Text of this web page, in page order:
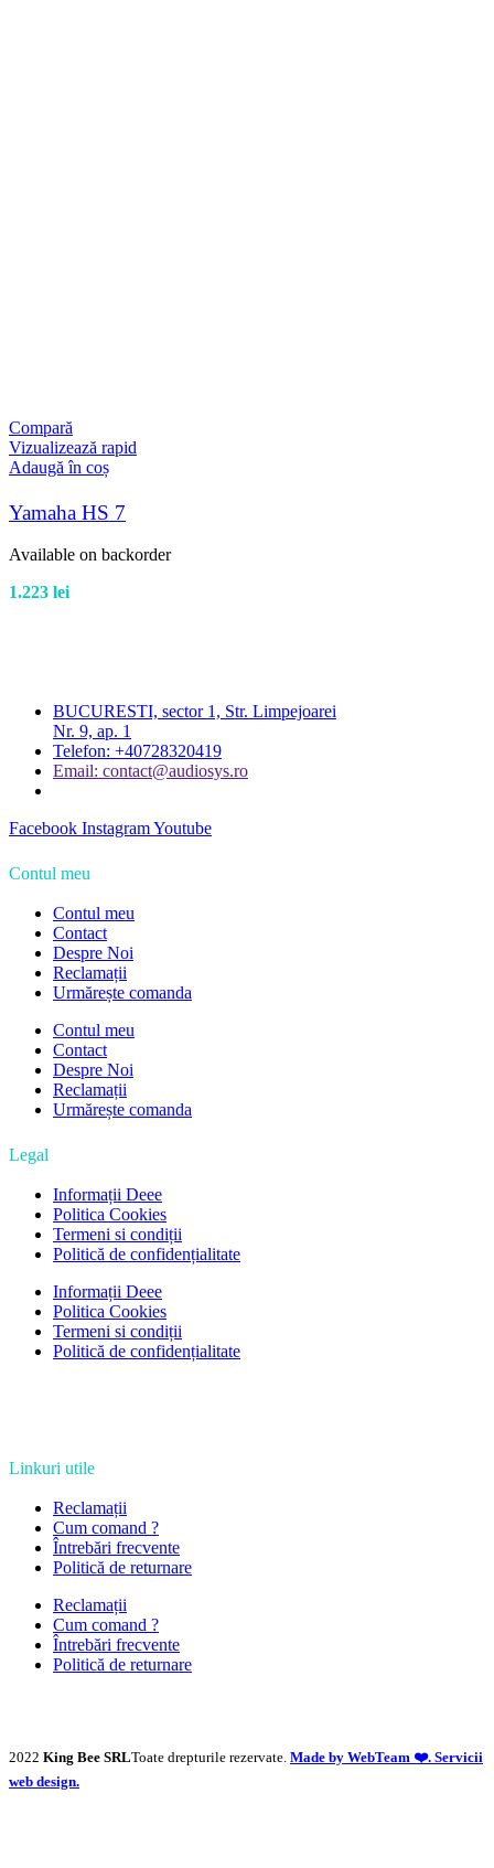
Compară
Vizualizează rapid
Adaugă în coș
Yamaha HS 7
Available on backorder
1.223 lei
BUCURESTI, sector 1, Str. Limpejoarei
Nr. 9, ap. 1
Telefon: +40728320419
Email: contact@audiosys.ro
Facebook InstagramYoutube
Contul meu
Contul meu
Contact
Despre Noi
Reclamații
Urmărește comanda
Contul meu
Contact
Despre Noi
Reclamații
Urmărește comanda
Legal
Informații Deee
Politica Cookies
Termeni si condiții
Politică de confidențialitate
Informații Deee
Politica Cookies
Termeni si condiții
Politică de confidențialitate
Linkuri utile
Reclamații
Cum comand ?
Întrebări frecvente
Politică de returnare
Reclamații
Cum comand ?
Întrebări frecvente
Politică de returnare
2022 King Bee SRLToate drepturile rezervate. Made by WebTeam ❤️. Servicii
web design.